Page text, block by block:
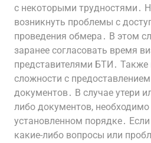
с некоторыми трудностями․
возникнуть проблемы с
проведения обмера․ В этом
заранее согласовать время
представителями БТИ․ Также
сложности с
документов․ В случае утери
либо документов, необходимо
установленном порядке․
какие-либо вопросы или